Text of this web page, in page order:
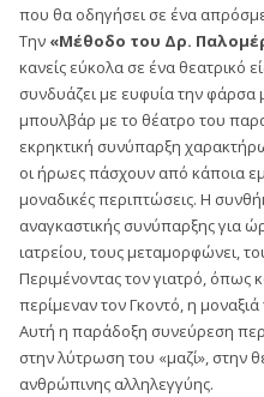
που θα οδηγήσει σε ένα
Την «Μέθοδο του Δρ.
κανείς εύκολα σε ένα θεατρικό
συνδυάζει με ευφυία την
μπουλβάρ με το θέατρο του
εκρηκτική συνύπαρξη
οι ήρωες πάσχουν από κάποια
μοναδικές περιπτώσεις. Η
αναγκαστικής συνύπαρξης για
ιατρείου, τους μεταμορφώνει,
Περιμένοντας τον γιατρό, όπως
περίμεναν τον Γκοντό, η
Αυτή η παράδοξη συνεύρεση
στην λύτρωση του «μαζί», στην
ανθρώπινης αλληλεγγύης.